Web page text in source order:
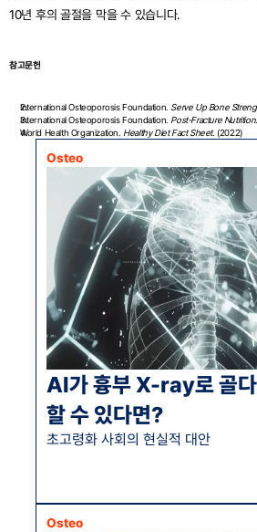
10년 후의 골절을 막을 수 있습니다.
참고문헌
International Osteoporosis Foundation. Serve Up Bone
International Osteoporosis Foundation. Post-Fracture Nutrition.
World Health Organization. Healthy Diet Fact Sheet. (2022)
Osteo
AI가 흉부 X-ray로 골
할 수 있다면?
초고령화 사회의 현실적 대안
Osteo